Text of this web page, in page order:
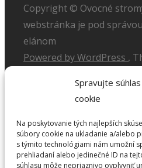
Spravujte
cookie
Na poskytovanie tých najlepších
súbory cookie na ukladanie a/alebo
s týmito technológiami nám umožní
prehliadaní alebo jedinečné ID na
súhlasu môže nepriaznivo ovplyvniť
Copyright © Ovocné
webstránka je pod
elánom
Powered by WordPress ,
Úvod
Ovocné dreviny
Jablone